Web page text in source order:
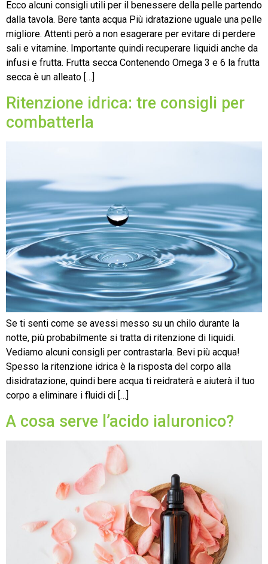
Ecco alcuni consigli utili per il benessere della pelle partendo
dalla tavola. Bere tanta acqua Più idratazione uguale una pelle
migliore. Attenti però a non esagerare per evitare di perdere
sali e vitamine. Importante quindi recuperare liquidi anche da
infusi e frutta. Frutta secca Contenendo Omega 3 e 6 la frutta
secca è un alleato […]
Ritenzione idrica: tre consigli per
combatterla
Se ti senti come se avessi messo su un chilo durante la
notte, più probabilmente si tratta di ritenzione di liquidi.
Vediamo alcuni consigli per contrastarla. Bevi più acqua!
Spesso la ritenzione idrica è la risposta del corpo alla
disidratazione, quindi bere acqua ti reidraterà e aiuterà il tuo
corpo a eliminare i fluidi di […]
A cosa serve l’acido ialuronico?